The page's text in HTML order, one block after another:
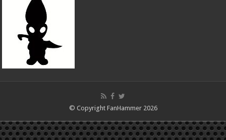
© Copyright FanHammer 2026